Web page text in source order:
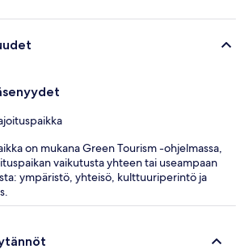
on mukana Green Tourism -ohjelmassa,
vaikutusta yhteen tai useampaan
ympäristö, yhteisö, kulttuuriperintö ja